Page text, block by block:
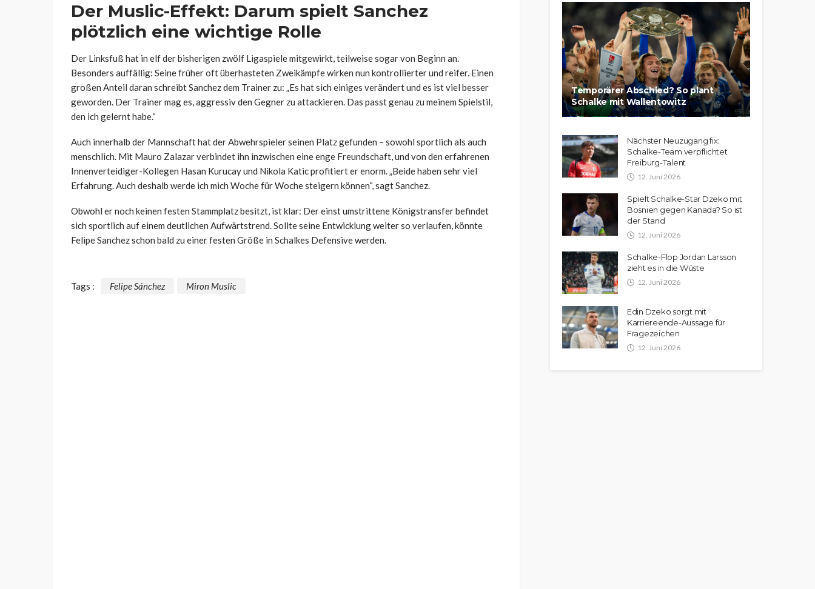
Der Muslic-Effekt: Darum spielt Sanchez
plötzlich eine wichtige Rolle
Der Linksfuß hat in elf der bisherigen zwölf Ligaspiele mitgewirkt, teilweise sogar von Beginn an.
Besonders auffällig: Seine früher oft überhasteten Zweikämpfe wirken nun kontrollierter und reifer. Einen
großen Anteil daran schreibt Sanchez dem Trainer zu: „Es hat sich einiges verändert und es ist viel besser
geworden. Der Trainer mag es, aggressiv den Gegner zu attackieren. Das passt genau zu meinem Spielstil,
den ich gelernt habe.“
Auch innerhalb der Mannschaft hat der Abwehrspieler seinen Platz gefunden – sowohl sportlich als auch
menschlich. Mit Mauro Zalazar verbindet ihn inzwischen eine enge Freundschaft, und von den erfahrenen
Innenverteidiger-Kollegen Hasan Kurucay und Nikola Katic profitiert er enorm. „Beide haben sehr viel
Erfahrung. Auch deshalb werde ich mich Woche für Woche steigern können“, sagt Sanchez.
Obwohl er noch keinen festen Stammplatz besitzt, ist klar: Der einst umstrittene Königstransfer befindet
sich sportlich auf einem deutlichen Aufwärtstrend. Sollte seine Entwicklung weiter so verlaufen, könnte
Felipe Sanchez schon bald zu einer festen Größe in Schalkes Defensive werden.
Tags : Felipe Sánchez Miron Muslic
Temporärer Abschied? So plant
Schalke mit Wallentowitz
Nächster Neuzugang fix:
Schalke-Team verpflichtet
Freiburg-Talent
12. Juni 2026
Spielt Schalke-Star Dzeko mit
Bosnien gegen Kanada? So ist
der Stand
12. Juni 2026
Schalke-Flop Jordan Larsson
zieht es in die Wüste
12. Juni 2026
Edin Dzeko sorgt mit
Karriereende-Aussage für
Fragezeichen
12. Juni 2026